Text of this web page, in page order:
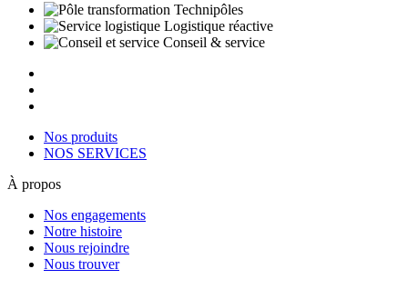
Technipôles
Logistique réactive
Conseil & service
Nos produits
NOS SERVICES
À propos
Nos engagements
Notre histoire
Nous rejoindre
Nous trouver